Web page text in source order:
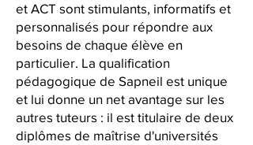
et ACT sont stimulants, informatifs et
personnalisés pour répondre aux
besoins de chaque élève en
particulier. La qualification
pédagogique de Sapneil est unique
et lui donne un net avantage sur les
autres tuteurs : il est titulaire de deux
diplômes de maîtrise d'universités